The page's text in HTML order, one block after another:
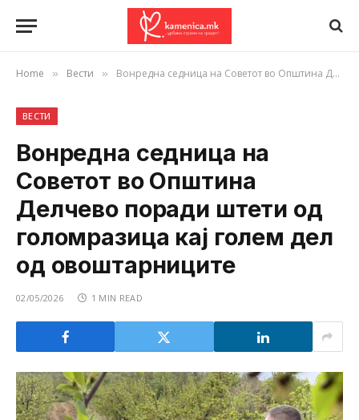
Home » Вести » Вонредна седница на Советот во Општина Делчево поради штети од голомразица кај голем дел од овоштарниците
ВЕСТИ
Вонредна седница на
Советот во Општина
Делчево поради штети од
голомразица кај голем дел
од овоштарниците
02/05/2026 1 MIN READ